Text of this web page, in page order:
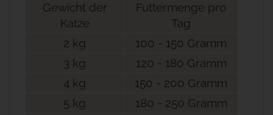
Gewicht der
Katze
Futtermenge pro
Tag
2 kg
100 - 150 Gramm
3 kg
120 - 180 Gramm
4 kg
150 - 200 Gramm
5 kg
180 - 250 Gramm